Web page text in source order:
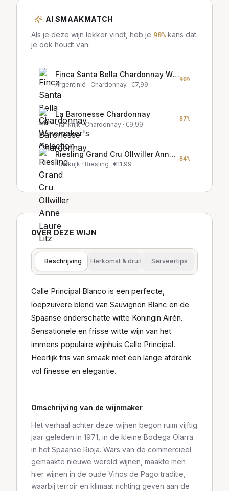
AI SMAAKMATCH
Als je deze wijn lekker vindt, heb je 90%kans dat
je ook houdt van:
Finca Santa Bella Chardonnay Winemaker's Selection
Argentinië · Chardonnay · €7,99
90%
La Baronesse Chardonnay
Frankrijk· Chardonnay · €9,99
87%
Riesling Grand Cru Ollwiller Anne Laure Litz
Frankrijk · Riesling · €11,99
84%
OVER DEZE WIJN
Beschrijving Herkomst & druif Serveertips
Calle Principal Blanco is een perfecte,
loepzuivere blend van Sauvignon Blanc en de
Spaanse onderschatte witte Koningin Airén.
Sensationele en frisse witte wijn van het
immens populaire wijnhuis Calle Principal.
Heerlijk fris van smaak met een lange afdronk
vol finesse en elegantie.
Omschrijving van de wijnmaker
Het verhaal achter deze wijnen begon ruim vijftig
jaar geleden in 1971, in de kleine Bodega Olarra
in het Spaanse Rioja. Wars van de commercieel
gemaakte nieuwe wereld wijnen, maakte men
hier wijnen in de oude Vinos de Pago traditie,
waarbij terroir en klimaat richting geven aan de